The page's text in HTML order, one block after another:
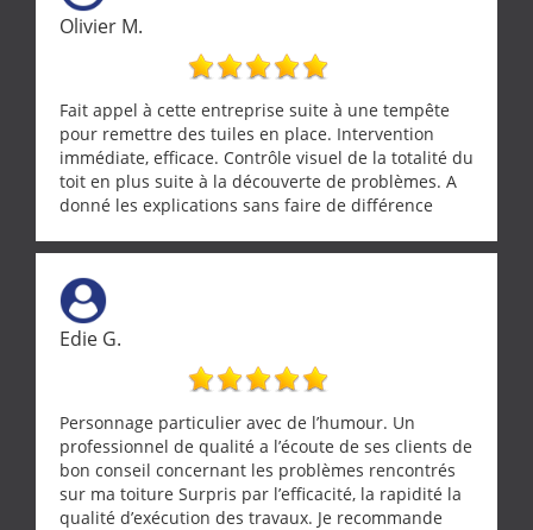
Olivier M.
Fait appel à cette entreprise suite à une tempête
pour remettre des tuiles en place. Intervention
immédiate, efficace. Contrôle visuel de la totalité du
toit en plus suite à la découverte de problèmes. A
donné les explications sans faire de différence
Edie G.
Personnage particulier avec de l’humour. Un
professionnel de qualité a l’écoute de ses clients de
bon conseil concernant les problèmes rencontrés
sur ma toiture Surpris par l’efficacité, la rapidité la
qualité d’exécution des travaux. Je recommande